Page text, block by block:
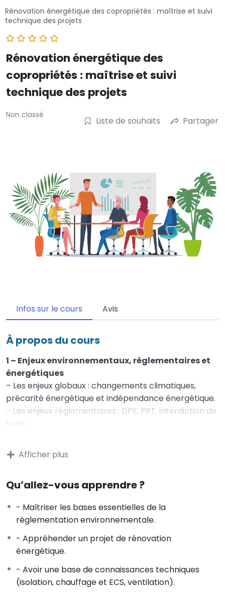
Rénovation énergétique des copropriétés : maîtrise et suivi
technique des projets
Rénovation énergétique des
copropriétés : maîtrise et suivi
technique des projets
Non classé
Liste de souhaits Partager
Infos sur le cours Avis
À propos du cours
1 – Enjeux environnementaux, réglementaires et
énergétiques
– Les enjeux globaux : changements climatiques,
précarité énergétique et indépendance énergétique.
– Les enjeux réglementaires : DPE, PPT, interdiction de
louer.
bâtiment, économies d’énergie, valeur verte / décote
grise, conformité réglementaire.
d’énergie du secteur bâtiment et objectif d’un parc
– Consommation d’énergie d’un bâtiment ;
rénovation globale et performante
2 – Connaître le rôle des différents acteurs à
l’acte de construire
– Le maître d‘ouvrage, le maître d’ouvrage délégué,
l’assistant au maître d’ouvrage.
Afficher plus
Qu’allez-vous apprendre ?
- Maîtriser les bases essentielles de la
réglementation environnementale.
- Appréhender un projet de rénovation
énergétique.
- Avoir une base de connaissances techniques
(isolation, chauffage et ECS, ventilation).